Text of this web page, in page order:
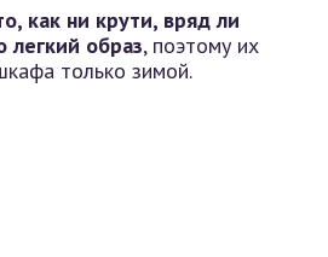
как ни крути, вряд ли
легкий образ, поэтому их
только зимой.